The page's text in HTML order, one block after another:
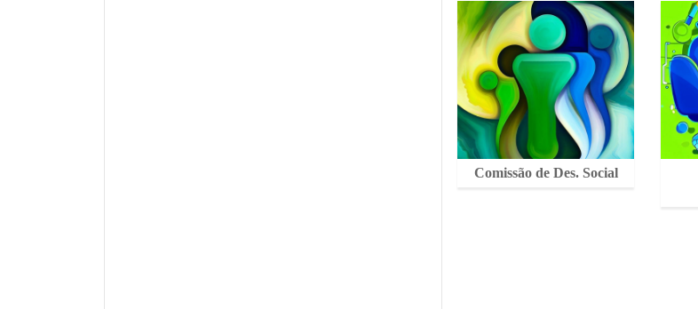
Comissão de Des. Social